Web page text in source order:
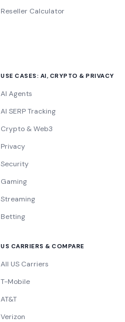
Reseller Calculator
USE CASES: AI, CRYPTO & PRIVACY
AI Agents
AI SERP Tracking
Crypto & Web3
Privacy
Security
Gaming
Streaming
Betting
US CARRIERS & COMPARE
All US Carriers
T-Mobile
AT&T
Verizon